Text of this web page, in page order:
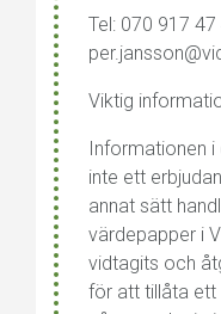
Tel: 070 917
Viktig
Informationen
inte ett
annat sätt
värdepapper i
vidtagits och
för att tillåta ett